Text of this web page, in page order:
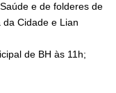
e de folderes de
da Cidade e Lian
de BH às 11h;